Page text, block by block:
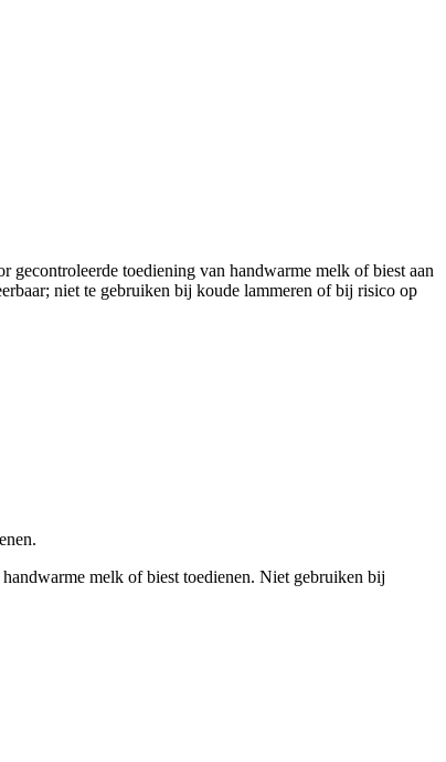
gecontroleerde toediening van handwarme melk of biest aan
niet te gebruiken bij koude lammeren of bij risico op
melk of biest toedienen. Niet gebruiken bij